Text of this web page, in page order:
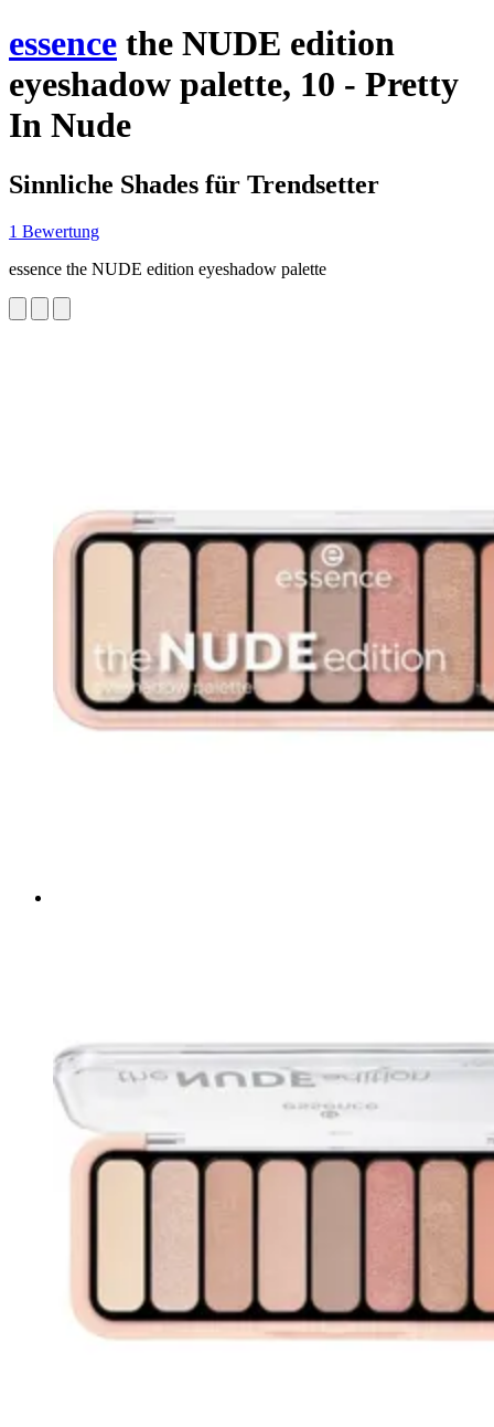
essence the NUDE edition
eyeshadow palette, 10 - Pretty
In Nude
Sinnliche Shades für Trendsetter
1 Bewertung
essence the NUDE edition eyeshadow palette